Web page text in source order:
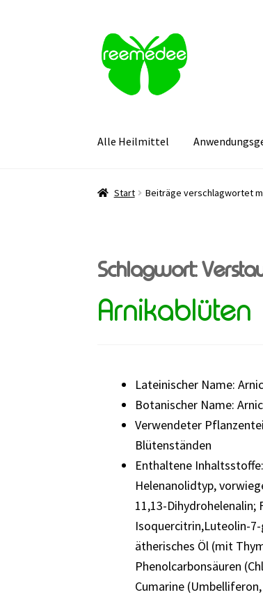
Zur
Navigation
springen
Zum
Inhalt
springen
Alle Heilmittel
Start Beiträge verschlagwortet
Schlagwort:
Arnikablüten
Lateinischer Name:
Botanischer Name:
Verwendeter
Blütenständen
Enthaltene
Helenanolidtyp,
11,13-Dihydrohelenalin;
Isoquercitrin,Luteolin-
ätherisches Öl (mit
Phenolcarbonsäuren
Cumarine